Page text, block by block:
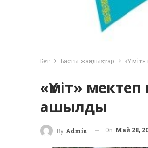
Бет Басты жаңалықтар
«Үміт»
ашылды
By Admin On Май 28,